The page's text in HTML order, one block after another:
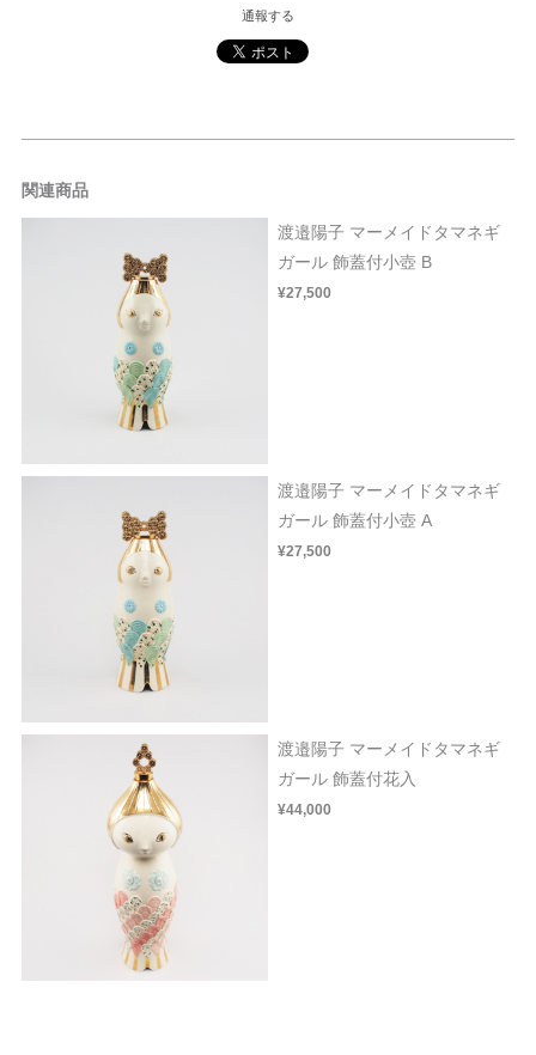
通報する
関連商品
渡邉陽子 マーメイドタマネギ
ガール 飾蓋付小壺 B
¥27,500
渡邉陽子 マーメイドタマネギ
ガール 飾蓋付小壺 A
¥27,500
渡邉陽子 マーメイドタマネギ
ガール 飾蓋付花入
¥44,000